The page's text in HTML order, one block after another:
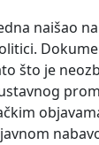
naišao
što je